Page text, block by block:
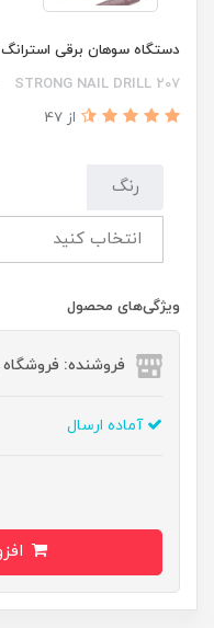
دستگاه سوهان برقی استرانگ 207B اصل | STRONG
STRONG NAIL DRILL 207
از 47
رنگ
ویژگی‌های محصول
فروشنده: فروشگاه
آماده ارسال